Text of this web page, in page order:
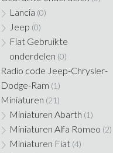
Lancia (0)
Jeep (0)
Fiat Gebruikte
onderdelen (0)
Radio code Jeep-Chrysler-
Dodge-Ram (1)
Miniaturen (21)
Miniaturen Abarth (1)
Miniaturen Alfa Romeo (2)
Miniaturen Fiat (4)